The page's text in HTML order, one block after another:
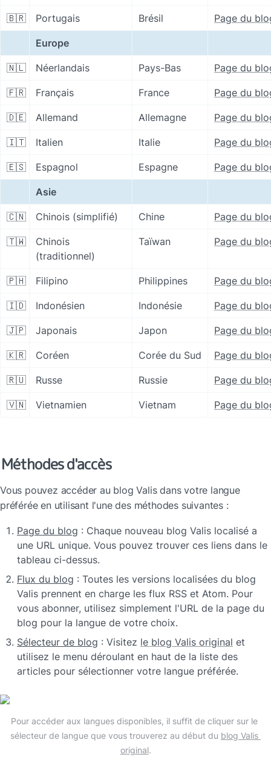
🇧🇷 Portugais Brésil Page du
Europe
🇳🇱 Néerlandais Pays-Bas Page du
🇫🇷 Français France Page du
🇩🇪 Allemand Allemagne Page du
🇮🇹 Italien Italie Page du
🇪🇸 Espagnol Espagne Page du
Asie
🇨🇳 Chinois (simplifié) Chine Page du
🇹🇼
Chinois
(traditionnel)
Taïwan Page du
🇵🇭 Filipino Philippines Page du
🇮🇩 Indonésien Indonésie Page du
🇯🇵 Japonais Japon Page du
🇰🇷 Coréen Corée du Sud Page du
🇷🇺 Russe Russie Page du
🇻🇳 Vietnamien Vietnam Page du
Méthodes d'accès
Vous pouvez accéder au blog Valis dans votre langue
préférée en utilisant l'une des méthodes suivantes :
Page du blog : Chaque nouveau blog Valis localisé a
une URL unique. Vous pouvez trouver ces liens dans le
tableau ci-dessus.
Flux du blog : Toutes les versions localisées du blog
Valis prennent en charge les flux RSS et Atom. Pour
vous abonner, utilisez simplement l'URL de la page du
blog pour la langue de votre choix.
Sélecteur de blog : Visitez le blog Valis original et
utilisez le menu déroulant en haut de la liste des
articles pour sélectionner votre langue préférée.
Pour accéder aux langues disponibles, il suffit de cliquer sur le
sélecteur de langue que vous trouverez au début du blog Valis
original.